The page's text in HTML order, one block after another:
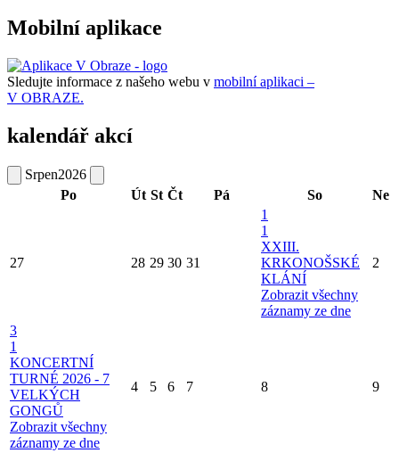
Mobilní aplikace
Sledujte informace z našeho webu v mobilní aplikaci –
V OBRAZE.
kalendář akcí
Srpen2026
Po
Út St Čt Pá So Ne
27 28 29 30 31
1
1
XXIII.
KRKONOŠSKÉ
KLÁNÍ
Zobrazit všechny
záznamy ze dne
2
3
1
KONCERTNÍ
TURNÉ 2026 - 7
VELKÝCH
GONGŮ
Zobrazit všechny
záznamy ze dne
4 5 6 7 8 9